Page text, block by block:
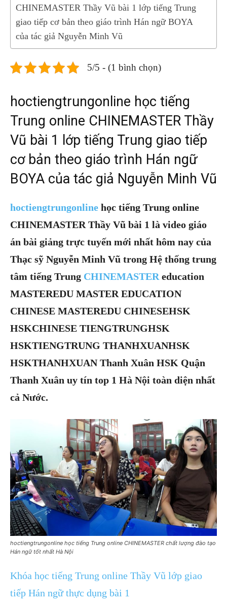
CHINEMASTER Thầy Vũ bài 1 lớp tiếng Trung
giao tiếp cơ bản theo giáo trình Hán ngữ BOYA
của tác giả Nguyễn Minh Vũ
5/5 - (1 bình chọn)
hoctiengtrungonline học tiếng
Trung online CHINEMASTER Thầy
Vũ bài 1 lớp tiếng Trung giao tiếp
cơ bản theo giáo trình Hán ngữ
BOYA của tác giả Nguyễn Minh Vũ
hoctiengtrungonline học tiếng Trung online
CHINEMASTER Thầy Vũ bài 1 là video giáo
án bài giảng trực tuyến mới nhất hôm nay của
Thạc sỹ Nguyễn Minh Vũ trong Hệ thống trung
tâm tiếng Trung CHINEMASTER education
MASTEREDU MASTER EDUCATION
CHINESE MASTEREDU CHINESEHSK
HSKCHINESE TIENGTRUNGHSK
HSKTIENGTRUNG THANHXUANHSK
HSKTHANHXUAN Thanh Xuân HSK Quận
Thanh Xuân uy tín top 1 Hà Nội toàn diện nhất
cả Nước.
hoctiengtrungonline học tiếng Trung online CHINEMASTER chất lượng đào tạo
Hán ngữ tốt nhất Hà Nội
Khóa học tiếng Trung online Thầy Vũ lớp giao
tiếp Hán ngữ thực dụng bài 1